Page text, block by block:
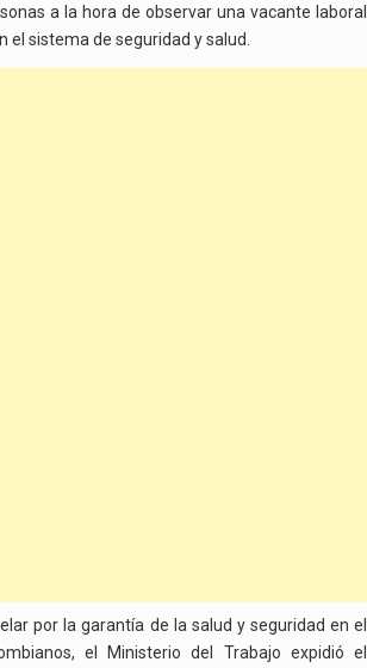
a la hora de observar una vacante laboral
el sistema de seguridad y salud.
por la garantía de la salud y seguridad en el
el Ministerio del Trabajo expidió el